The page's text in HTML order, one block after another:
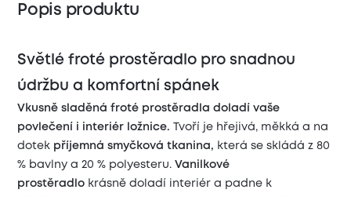
Popis produktu
Světlé froté prostěradlo pro snadnou
údržbu a komfortní spánek
Vkusně sladěná froté prostěradla doladí vaše
povlečení i interiér ložnice.
Tvoří je hřejivá, měkká a na
dotek příjemná smyčková tkanina, která se skládá z 80
% bavlny a 20 % polyesteru. Vanilkové
prostěradlo krásně doladí interiér a padne k